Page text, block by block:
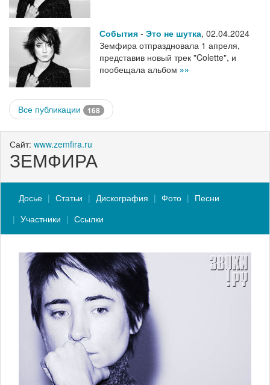
События - Это не шутка, 02.04.2024
Земфира отпраздновала 1 апреля,
представив новый трек "Colette", и
пообещала альбом »»
Все публикации 168
Сайт: www.zemfira.ru
ЗЕМФИРА
Досье Статьи Дискография Фото
Песни
Участники
Ссылки